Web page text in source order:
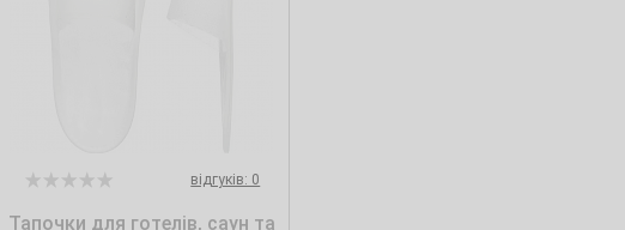
відгуків: 0
Тапочки для готелів, саун та